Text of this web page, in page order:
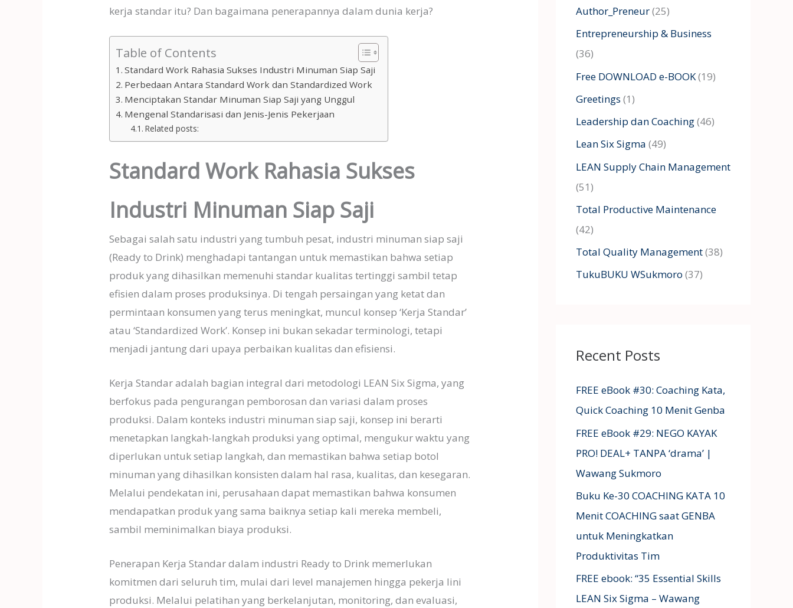
kerja standar itu? Dan bagaimana penerapannya dalam dunia kerja?
Table of Contents
Standard Work Rahasia Sukses Industri Minuman Siap Saji
Perbedaan Antara Standard Work dan Standardized Work
Menciptakan Standar Minuman Siap Saji yang Unggul
Mengenal Standarisasi dan Jenis-Jenis Pekerjaan
Related posts:
Standard Work Rahasia Sukses
Industri Minuman Siap Saji
Sebagai salah satu industri yang tumbuh pesat, industri minuman siap saji
(Ready to Drink) menghadapi tantangan untuk memastikan bahwa setiap
produk yang dihasilkan memenuhi standar kualitas tertinggi sambil tetap
efisien dalam proses produksinya. Di tengah persaingan yang ketat dan
permintaan konsumen yang terus meningkat, muncul konsep ‘Kerja Standar’
atau ‘Standardized Work’. Konsep ini bukan sekadar terminologi, tetapi
menjadi jantung dari upaya perbaikan kualitas dan efisiensi.
Kerja Standar adalah bagian integral dari metodologi LEAN Six Sigma, yang
berfokus pada pengurangan pemborosan dan variasi dalam proses
produksi. Dalam konteks industri minuman siap saji, konsep ini berarti
menetapkan langkah-langkah produksi yang optimal, mengukur waktu yang
diperlukan untuk setiap langkah, dan memastikan bahwa setiap botol
minuman yang dihasilkan konsisten dalam hal rasa, kualitas, dan kesegaran.
Melalui pendekatan ini, perusahaan dapat memastikan bahwa konsumen
mendapatkan produk yang sama baiknya setiap kali mereka membeli,
sambil meminimalkan biaya produksi.
Penerapan Kerja Standar dalam industri Ready to Drink memerlukan
komitmen dari seluruh tim, mulai dari level manajemen hingga pekerja lini
produksi. Melalui pelatihan yang berkelanjutan, monitoring, dan evaluasi,
f
o
r
:
Author_Preneur(25)
Entrepreneurship & Business
(36)
Free DOWNLOAD e-BOOK(19)
Greetings (1)
Leadership dan Coaching(46)
Lean Six Sigma (49)
LEAN Supply Chain Management
(51)
Total Productive Maintenance
(42)
Total Quality Management(38)
TukuBUKU WSukmoro (37)
Recent Posts
FREE eBook #30: Coaching Kata,
Quick Coaching 10 Menit Genba
FREE eBook #29: NEGO KAYAK
PRO! DEAL+ TANPA ‘drama’ |
Wawang Sukmoro
Buku Ke-30 COACHING KATA 10
Menit COACHING saat GENBA
untuk Meningkatkan
Produktivitas Tim
FREE ebook: “35 Essential Skills
LEAN Six Sigma – Wawang